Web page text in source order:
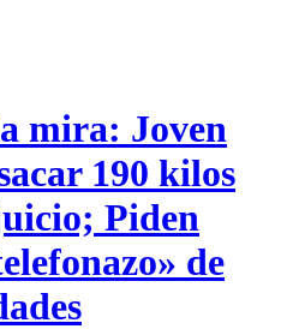
mira: Joven
190 kilos
Piden
de